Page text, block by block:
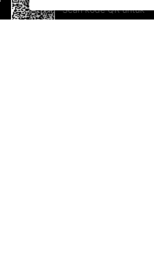
Scan kode QR untuk
mengunduh sekarang!